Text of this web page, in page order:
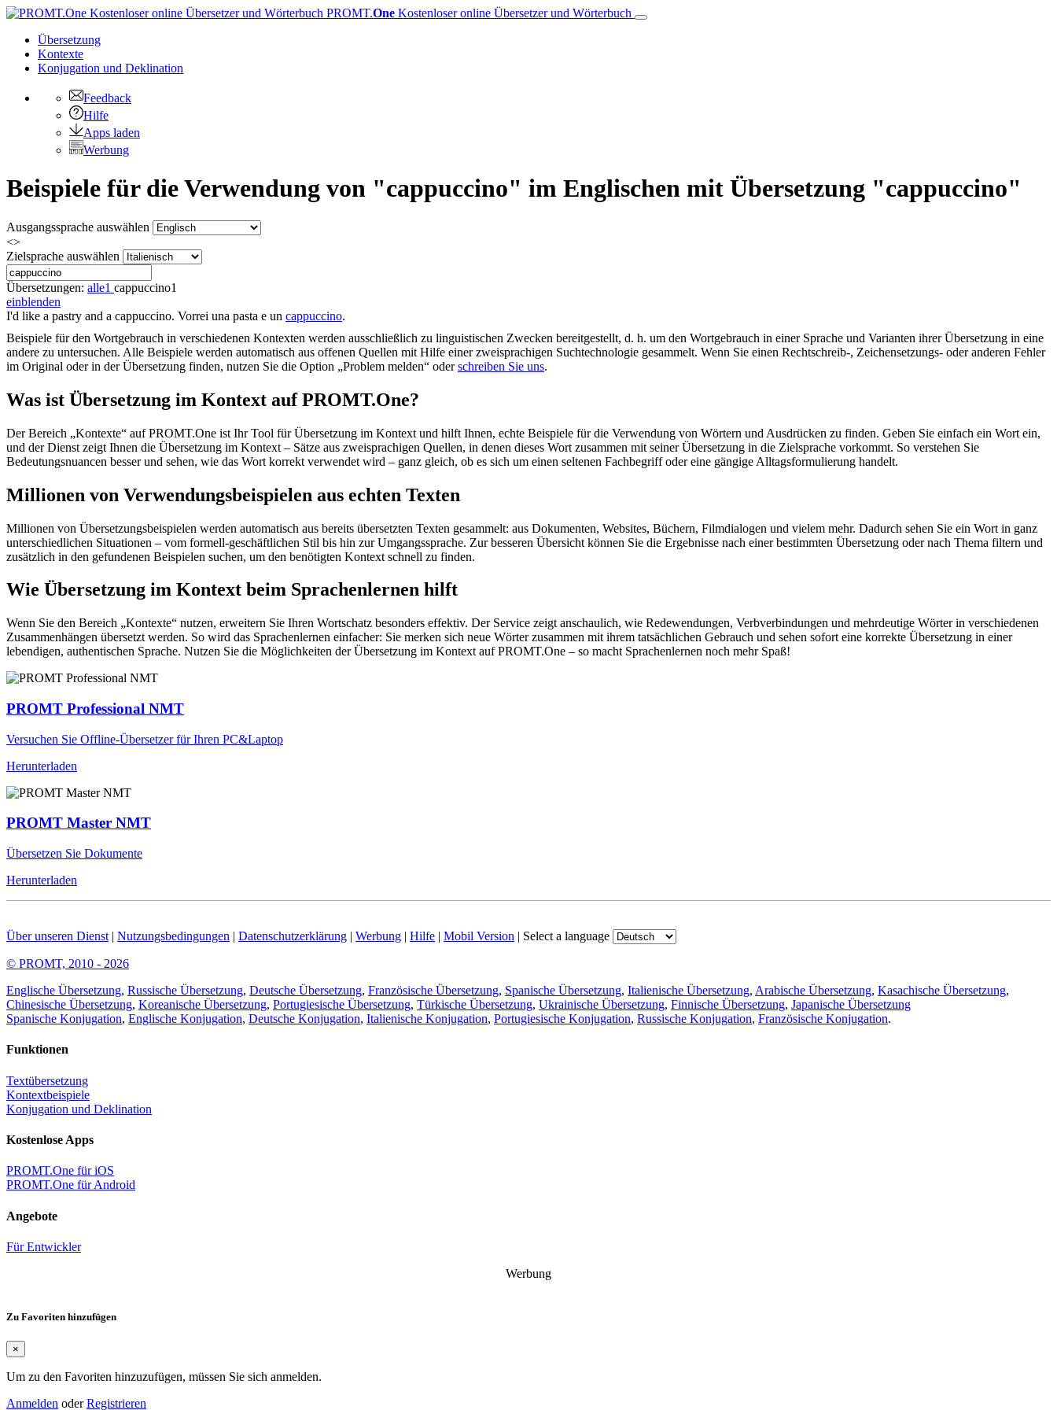
PROMT.One Kostenloser online Übersetzer und Wörterbuch
Übersetzung
Kontexte
Konjugation und Deklination
Feedback
Hilfe
Apps laden
Werbung
Beispiele für die Verwendung von "cappuccino" im Englischen mit Übersetzung "cappuccino"
Ausgangssprache auswählen
<>
Zielsprache auswählen
Übersetzungen: alle1 cappuccino1
einblenden
I'd like a pastry and a cappuccino. Vorrei una pasta e un cappuccino.
Beispiele für den Wortgebrauch in verschiedenen Kontexten werden ausschließlich zu linguistischen Zwecken bereitgestellt, d. h. um den Wortgebrauch in einer Sprache und Varianten ihrer Übersetzung in eine
andere zu untersuchen. Alle Beispiele werden automatisch aus offenen Quellen mit Hilfe einer zweisprachigen Suchtechnologie gesammelt. Wenn Sie einen Rechtschreib-, Zeichensetzungs- oder anderen Fehler
im Original oder in der Übersetzung finden, nutzen Sie die Option „Problem melden“ oderschreiben Sie uns.
Was ist Übersetzung im Kontext auf PROMT.One?
Der Bereich „Kontexte“ auf PROMT.One ist Ihr Tool für Übersetzung im Kontext und hilft Ihnen, echte Beispiele für die Verwendung von Wörtern und Ausdrücken zu finden. Geben Sie einfach ein Wort ein,
und der Dienst zeigt Ihnen die Übersetzung im Kontext – Sätze aus zweisprachigen Quellen, in denen dieses Wort zusammen mit seiner Übersetzung in die Zielsprache vorkommt. So verstehen Sie
Bedeutungsnuancen besser und sehen, wie das Wort korrekt verwendet wird – ganz gleich, ob es sich um einen seltenen Fachbegriff oder eine gängige Alltagsformulierung handelt.
Millionen von Verwendungsbeispielen aus echten Texten
Millionen von Übersetzungsbeispielen werden automatisch aus bereits übersetzten Texten gesammelt: aus Dokumenten, Websites, Büchern, Filmdialogen und vielem mehr. Dadurch sehen Sie ein Wort in ganz
unterschiedlichen Situationen – vom formell-geschäftlichen Stil bis hin zur Umgangssprache. Zur besseren Übersicht können Sie die Ergebnisse nach einer bestimmten Übersetzung oder nach Thema filtern und
zusätzlich in den gefundenen Beispielen suchen, um den benötigten Kontext schnell zu finden.
Wie Übersetzung im Kontext beim Sprachenlernen hilft
Wenn Sie den Bereich „Kontexte“ nutzen, erweitern Sie Ihren Wortschatz besonders effektiv. Der Service zeigt anschaulich, wie Redewendungen, Verbverbindungen und mehrdeutige Wörter in verschiedenen
Zusammenhängen übersetzt werden. So wird das Sprachenlernen einfacher: Sie merken sich neue Wörter zusammen mit ihrem tatsächlichen Gebrauch und sehen sofort eine korrekte Übersetzung in einer
lebendigen, authentischen Sprache. Nutzen Sie die Möglichkeiten der Übersetzung im Kontext auf PROMT.One – so macht Sprachenlernen noch mehr Spaß!
PROMT Professional NMT
Versuchen Sie Offline-Übersetzer für Ihren PC&Laptop
Herunterladen
PROMT Master NMT
Übersetzen Sie Dokumente
Herunterladen
Über unseren Dienst | Nutzungsbedingungen | Datenschutzerklärung | Werbung | Hilfe | Mobil Version | Select a language
© PROMT, 2010 - 2026
Englische Übersetzung, Russische Übersetzung, Deutsche Übersetzung, Französische Übersetzung, Spanische Übersetzung, Italienische Übersetzung, Arabische Übersetzung, Kasachische Übersetzung,
Chinesische Übersetzung, Koreanische Übersetzung, Portugiesische Übersetzung, Türkische Übersetzung, Ukrainische Übersetzung, Finnische Übersetzung, Japanische Übersetzung
Spanische Konjugation, Englische Konjugation, Deutsche Konjugation, Italienische Konjugation, Portugiesische Konjugation, Russische Konjugation, Französische Konjugation.
Funktionen
Textübersetzung
Kontextbeispiele
Konjugation und Deklination
Kostenlose Apps
PROMT.One für iOS
PROMT.One für Android
Angebote
Für Entwickler
Werbung
Zu Favoriten hinzufügen
×
Um zu den Favoriten hinzuzufügen, müssen Sie sich anmelden.
Anmelden oderRegistrieren